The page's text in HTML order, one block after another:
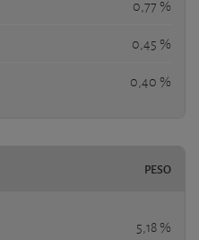
0,77 %
0,45 %
0,40 %
PESO
5,18 %